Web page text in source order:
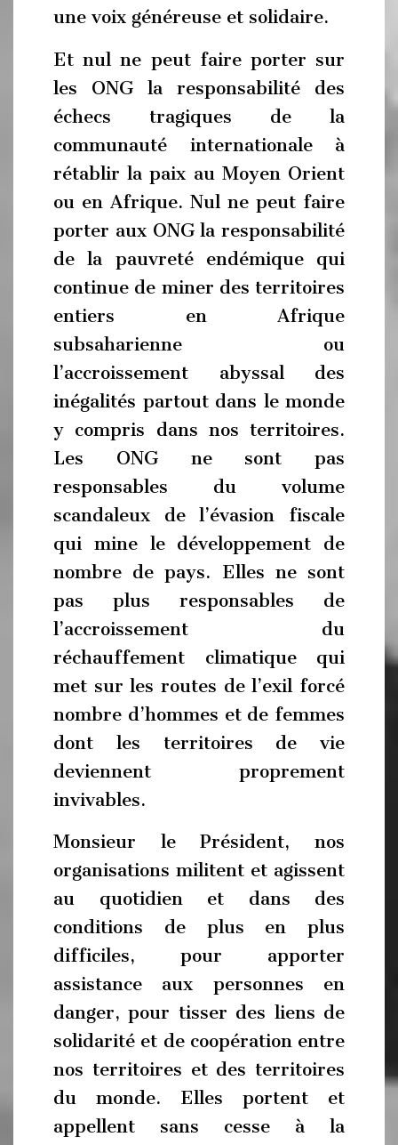
une voix généreuse et solidaire.
Et nul ne peut faire porter sur
les ONG la responsabilité des
échecs tragiques de la
communauté internationale à
rétablir la paix au Moyen Orient
ou en Afrique. Nul ne peut faire
porter aux ONG la responsabilité
de la pauvreté endémique qui
continue de miner des territoires
entiers en Afrique
subsaharienne ou
l’accroissement abyssal des
inégalités partout dans le monde
y compris dans nos territoires.
Les ONG ne sont pas
responsables du volume
scandaleux de l’évasion fiscale
qui mine le développement de
nombre de pays. Elles ne sont
pas plus responsables de
l’accroissement du
réchauffement climatique qui
met sur les routes de l’exil forcé
nombre d’hommes et de femmes
dont les territoires de vie
deviennent proprement
invivables.
Monsieur le Président, nos
organisations militent et agissent
au quotidien et dans des
conditions de plus en plus
difficiles, pour apporter
assistance aux personnes en
danger, pour tisser des liens de
solidarité et de coopération entre
nos territoires et des territoires
du monde. Elles portent et
appellent sans cesse à la